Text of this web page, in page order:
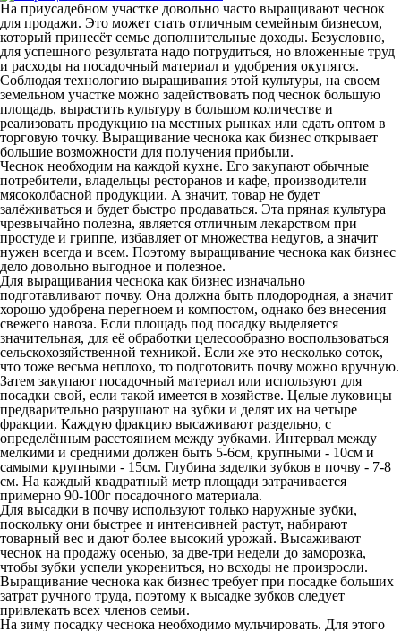
На приусадебном участке довольно часто выращивают чеснок
для продажи. Это может стать отличным семейным бизнесом,
который принесёт семье дополнительные доходы. Безусловно,
для успешного результата надо потрудиться, но вложенные труд
и расходы на посадочный материал и удобрения окупятся.
Соблюдая технологию выращивания этой культуры, на своем
земельном участке можно задействовать под чеснок большую
площадь, вырастить культуру в большом количестве и
реализовать продукцию на местных рынках или сдать оптом в
торговую точку. Выращивание чеснока как бизнес открывает
большие возможности для получения прибыли.
Чеснок необходим на каждой кухне. Его закупают обычные
потребители, владельцы ресторанов и кафе, производители
мясоколбасной продукции. А значит, товар не будет
залёживаться и будет быстро продаваться. Эта пряная культура
чрезвычайно полезна, является отличным лекарством при
простуде и гриппе, избавляет от множества недугов, а значит
нужен всегда и всем. Поэтому выращивание чеснока как бизнес
дело довольно выгодное и полезное.
Для выращивания чеснока как бизнес изначально
подготавливают почву. Она должна быть плодородная, а значит
хорошо удобрена перегноем и компостом, однако без внесения
свежего навоза. Если площадь под посадку выделяется
значительная, для её обработки целесообразно воспользоваться
сельскохозяйственной техникой. Если же это несколько соток,
что тоже весьма неплохо, то подготовить почву можно вручную.
Затем закупают посадочный материал или используют для
посадки свой, если такой имеется в хозяйстве. Целые луковицы
предварительно разрушают на зубки и делят их на четыре
фракции. Каждую фракцию высаживают раздельно, с
определённым расстоянием между зубками. Интервал между
мелкими и средними должен быть 5-6см, крупными - 10см и
самыми крупными - 15см. Глубина заделки зубков в почву - 7-8
см. На каждый квадратный метр площади затрачивается
примерно 90-100г посадочного материала.
Для высадки в почву используют только наружные зубки,
поскольку они быстрее и интенсивней растут, набирают
товарный вес и дают более высокий урожай. Высаживают
чеснок на продажу осенью, за две-три недели до заморозка,
чтобы зубки успели укорениться, но всходы не произросли.
Выращивание чеснока как бизнес требует при посадке больших
затрат ручного труда, поэтому к высадке зубков следует
привлекать всех членов семьи.
На зиму посадку чеснока необходимо мульчировать. Для этого